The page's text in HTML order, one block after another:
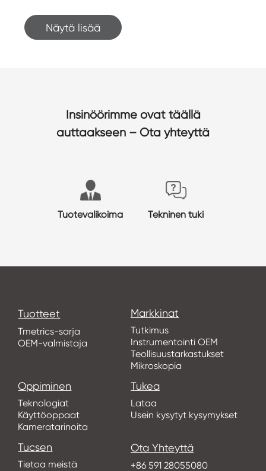
Näytä lisää
Insinöörimme ovat täällä
auttaakseen – Ota yhteyttä
Tuotevalikoima Tekninen tuki
Tuotteet
Tmetrics-sarja
OEM-valmistaja
Markkinat
Tutkimus
Instrumentointi OEM
Teollisuustarkastukset
Mikroskopia
Oppiminen
Teknologiat
Käyttöoppaat
Kameratarinoita
Tukea
Lataa
Usein kysytyt kysymykset
Tucsen
Tietoa meistä
Ota Yhteyttä
+86 591 28055080